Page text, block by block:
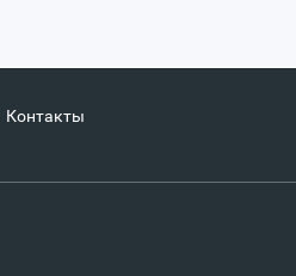
Контакты